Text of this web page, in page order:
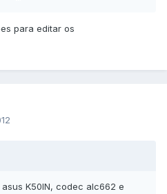
para editar os
K50IN, codec alc662 e